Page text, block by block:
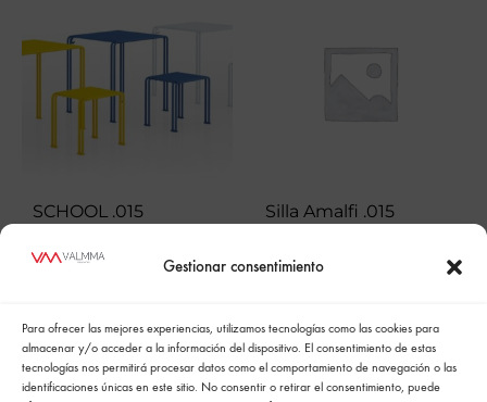
Gestionar consentimiento
Para ofrecer las mejores experiencias, utilizamos tecnologías como las cookies para
almacenar y/o acceder a la información del dispositivo. El consentimiento de estas
tecnologías nos permitirá procesar datos como el comportamiento de navegación o las
identificaciones únicas en este sitio. No consentir o retirar el consentimiento, puede
SCHOOL .015 Silla Amalfi .015